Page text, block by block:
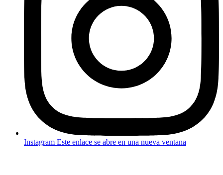
Instagram Este enlace se abre en una nueva ventana